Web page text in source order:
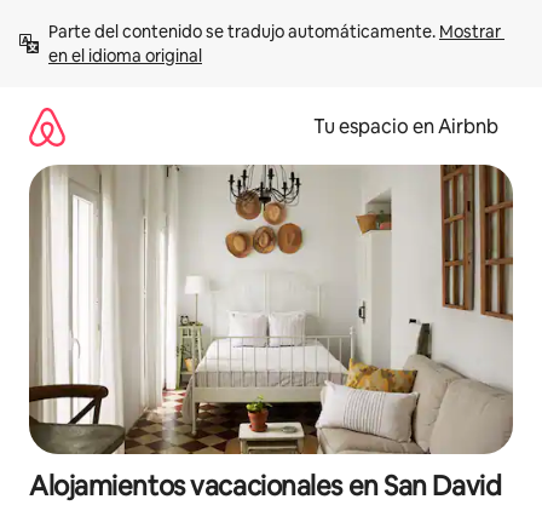
contenido
Parte del contenido se tradujo automáticamente. Mostrar
en el idioma original
Tu espacio en Airbnb
Alojamientos vacacionales en San David